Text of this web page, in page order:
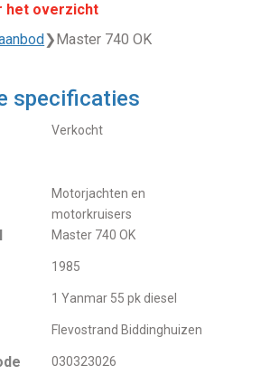
het overzicht
❯ Master 740 OK
specificaties
Verkocht
Motorjachten en
motorkruisers
Master 740 OK
1985
1 Yanmar 55 pk diesel
Flevostrand Biddinghuizen
030323026